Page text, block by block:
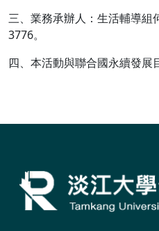
三、業務承辦人：生活輔導組
3776。
四、本活動與聯合國永續發展